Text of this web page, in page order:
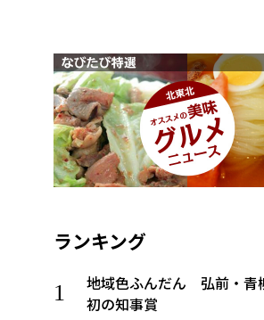
ランキング
地域色ふんだん 弘前・青
初の知事賞